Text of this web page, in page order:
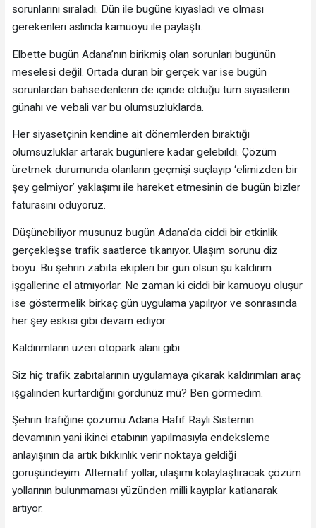
sorunlarını sıraladı. Dün ile bugüne kıyasladı ve olması
gerekenleri aslında kamuoyu ile paylaştı.
Elbette bugün Adana’nın birikmiş olan sorunları bugünün
meselesi değil. Ortada duran bir gerçek var ise bugün
sorunlardan bahsedenlerin de içinde olduğu tüm siyasilerin
günahı ve vebali var bu olumsuzluklarda.
Her siyasetçinin kendine ait dönemlerden bıraktığı
olumsuzluklar artarak bugünlere kadar gelebildi. Çözüm
üretmek durumunda olanların geçmişi suçlayıp ‘elimizden bir
şey gelmiyor’ yaklaşımı ile hareket etmesinin de bugün bizler
faturasını ödüyoruz.
Düşünebiliyor musunuz bugün Adana’da ciddi bir etkinlik
gerçekleşse trafik saatlerce tıkanıyor. Ulaşım sorunu diz
boyu. Bu şehrin zabıta ekipleri bir gün olsun şu kaldırım
işgallerine el atmıyorlar. Ne zaman ki ciddi bir kamuoyu oluşur
ise göstermelik birkaç gün uygulama yapılıyor ve sonrasında
her şey eskisi gibi devam ediyor.
Kaldırımların üzeri otopark alanı gibi…
Siz hiç trafik zabıtalarının uygulamaya çıkarak kaldırımları araç
işgalinden kurtardığını gördünüz mü? Ben görmedim.
Şehrin trafiğine çözümü Adana Hafif Raylı Sistemin
devamının yani ikinci etabının yapılmasıyla endeksleme
anlayışının da artık bıkkınlık verir noktaya geldiği
görüşündeyim. Alternatif yollar, ulaşımı kolaylaştıracak çözüm
yollarının bulunmaması yüzünden milli kayıplar katlanarak
artıyor.